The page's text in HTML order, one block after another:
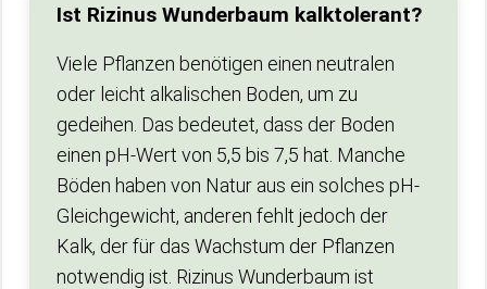
Ist Rizinus Wunderbaum kalktolerant?
Viele Pflanzen benötigen einen neutralen
oder leicht alkalischen Boden, um zu
gedeihen. Das bedeutet, dass der Boden
einen pH-Wert von 5,5 bis 7,5 hat. Manche
Böden haben von Natur aus ein solches pH-
Gleichgewicht, anderen fehlt jedoch der
Kalk, der für das Wachstum der Pflanzen
notwendig ist. Rizinus Wunderbaum ist